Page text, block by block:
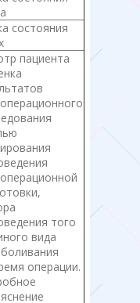
состояния
пациента
того
вида
операции.